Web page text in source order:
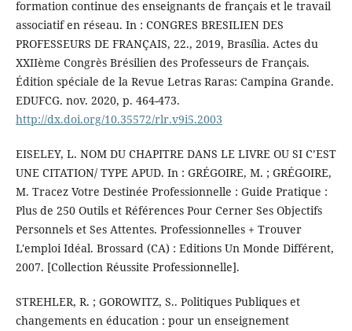
formation continue des enseignants de français et le travail
associatif en réseau. In : CONGRES BRESILIEN DES
PROFESSEURS DE FRANÇAIS, 22., 2019, Brasília. Actes du
XXIIème Congrès Brésilien des Professeurs de Français.
Édition spéciale de la Revue Letras Raras: Campina Grande.
EDUFCG. nov. 2020, p. 464-473.
http://dx.doi.org/10.35572/rlr.v9i5.2003
EISELEY, L. NOM DU CHAPITRE DANS LE LIVRE OU SI C’EST
UNE CITATION/ TYPE APUD. In : GRÉGOIRE, M. ; GRÉGOIRE,
M. Tracez Votre Destinée Professionnelle : Guide Pratique :
Plus de 250 Outils et Références Pour Cerner Ses Objectifs
Personnels et Ses Attentes. Professionnelles + Trouver
L'emploi Idéal. Brossard (CA) : Editions Un Monde Différent,
2007. [Collection Réussite Professionnelle].
STREHLER, R. ; GOROWITZ, S.. Politiques Publiques et
changements en éducation : pour un enseignement